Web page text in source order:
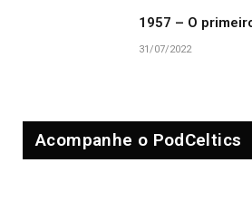
1957 – O
31/07/2022
Acompanhe o PodCeltics